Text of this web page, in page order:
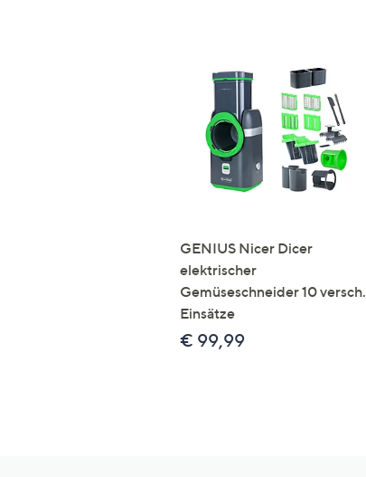
GENIUS Nicer Dicer
elektrischer
Gemüseschneider 10 versch.
Einsätze
€ 99,99